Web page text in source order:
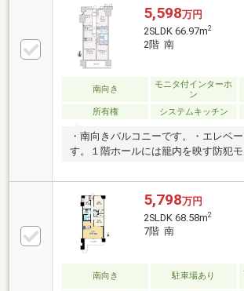
層階で眺望良好・オートロック、宅
収納たっぷり・豊崎本庄小学校／豊
の空き状況はお問合せくださいスマ
右下の青いボタンでお問い合わせい
ズにご案内させていただけます。◆初
ム探しに自信があります◆ご自宅まで
ービス実施中◆ローンアドバイザーと
生活費改善 アドバイス実施中
5,598万円
2SLDK 66.97m2
2階 南
南向き
モニタ付インターホ
ン
所有権 システムキッチン
・南向きバルコニーです。・エレベ
す。１階ホールには籠内を映す防犯モ
た室内にはＴＶモニター付インター
す。・下階が駐輪場の為、足音など
ありません。・１階風除室には宅配
す。
5,798万円
2SLDK 68.58m2
7階 南
南向き 駐車場あり